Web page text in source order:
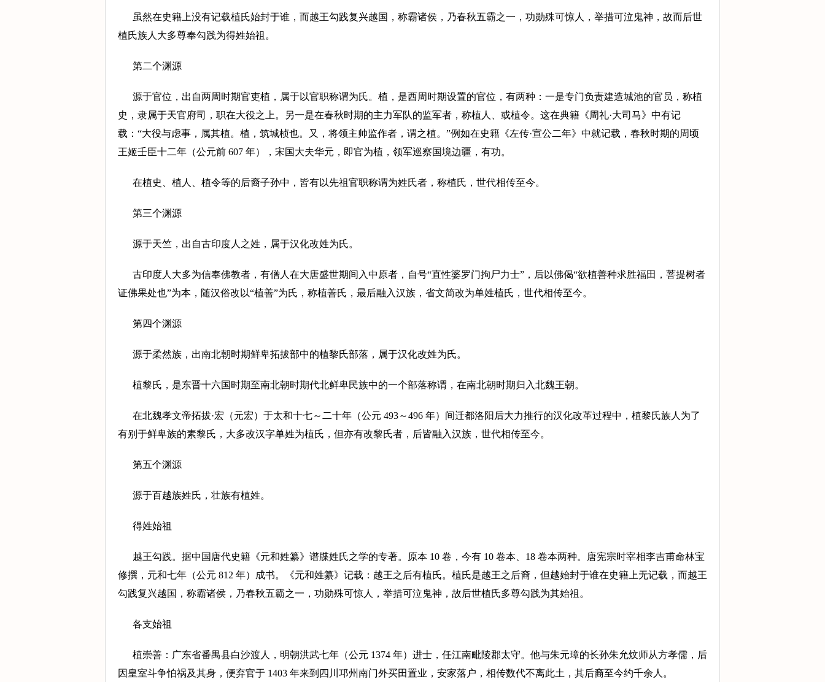
虽然在史籍上没有记载植氏始封于谁，而越王勾践复兴越国，称霸诸侯，乃春秋五霸之一，功勋殊可惊人，举措可泣鬼神，故而后世
植氏族人大多尊奉勾践为得姓始祖。
第二个渊源
源于官位，出自两周时期官吏植，属于以官职称谓为氏。植，是西周时期设置的官位，有两种：一是专门负责建造城池的官员，称植
史，隶属于天官府司，职在大役之上。另一是在春秋时期的主力军队的监军者，称植人、或植令。这在典籍《周礼·大司马》中有记
载：“大役与虑事，属其植。植，筑城桢也。又，将领主帅监作者，谓之植。”例如在史籍《左传·宣公二年》中就记载，春秋时期的周顷
王姬壬臣十二年（公元前 607 年），宋国大夫华元，即官为植，领军巡察国境边疆，有功。
在植史、植人、植令等的后裔子孙中，皆有以先祖官职称谓为姓氏者，称植氏，世代相传至今。
第三个渊源
源于天竺，出自古印度人之姓，属于汉化改姓为氏。
古印度人大多为信奉佛教者，有僧人在大唐盛世期间入中原者，自号“直性婆罗门拘尸力士”，后以佛偈“欲植善种求胜福田，菩提树者
证佛果处也”为本，随汉俗改以“植善”为氏，称植善氏，最后融入汉族，省文简改为单姓植氏，世代相传至今。
第四个渊源
源于柔然族，出南北朝时期鲜卑拓拔部中的植黎氏部落，属于汉化改姓为氏。
植黎氏，是东晋十六国时期至南北朝时期代北鲜卑民族中的一个部落称谓，在南北朝时期归入北魏王朝。
在北魏孝文帝拓拔·宏（元宏）于太和十七～二十年（公元 493～496 年）间迁都洛阳后大力推行的汉化改革过程中，植黎氏族人为了
有别于鲜卑族的素黎氏，大多改汉字单姓为植氏，但亦有改黎氏者，后皆融入汉族，世代相传至今。
第五个渊源
源于百越族姓氏，壮族有植姓。
得姓始祖
越王勾践。据中国唐代史籍《元和姓纂》谱牒姓氏之学的专著。原本 10 卷，今有 10 卷本、18 卷本两种。唐宪宗时宰相李吉甫命林宝
修撰，元和七年（公元 812 年）成书。《元和姓纂》记载：越王之后有植氏。植氏是越王之后裔，但越始封于谁在史籍上无记载，而越王
勾践复兴越国，称霸诸侯，乃春秋五霸之一，功勋殊可惊人，举措可泣鬼神，故后世植氏多尊勾践为其始祖。
各支始祖
植崇善：广东省番禺县白沙渡人，明朝洪武七年（公元 1374 年）进士，任江南毗陵郡太守。他与朱元璋的长孙朱允炆师从方孝儒，后
因皇室斗争怕祸及其身，便弃官于 1403 年来到四川邛州南门外买田置业，安家落户，相传数代不离此土，其后裔至今约千余人。